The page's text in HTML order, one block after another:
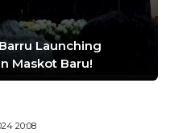
Launching
Maskot Baru!
20:08